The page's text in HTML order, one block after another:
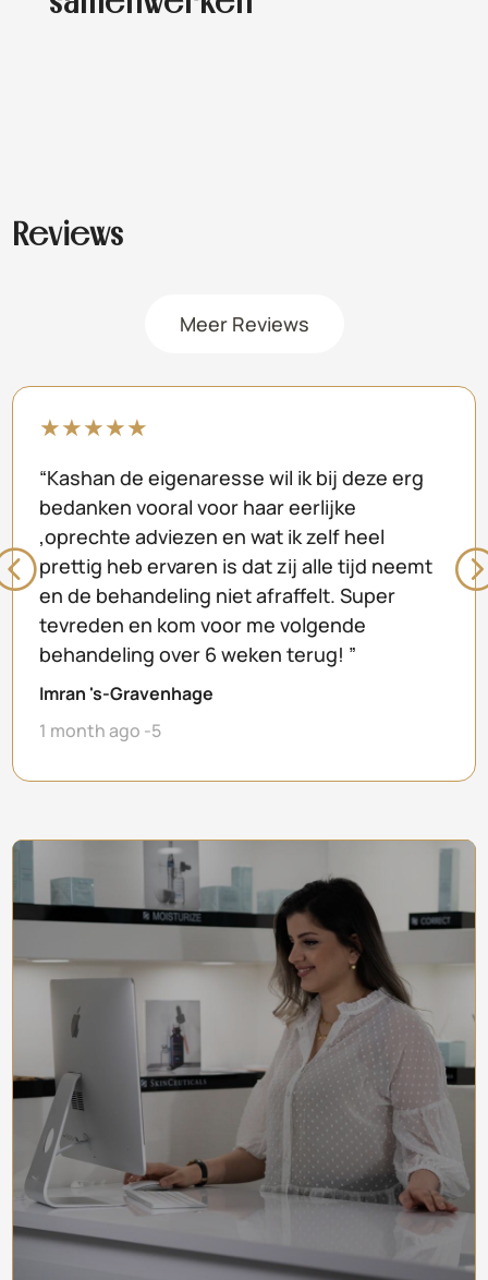
Reviews
Meer Reviews
★★★★★
“Kashan de eigenaresse wil ik bij deze erg
bedanken vooral voor haar eerlijke
,oprechte adviezen en wat ik zelf heel
prettig heb ervaren is dat zij alle tijd neemt
en de behandeling niet afraffelt. Super
tevreden en kom voor me volgende
behandeling over 6 weken terug! ”
Imran 's-Gravenhage
1 month ago -5